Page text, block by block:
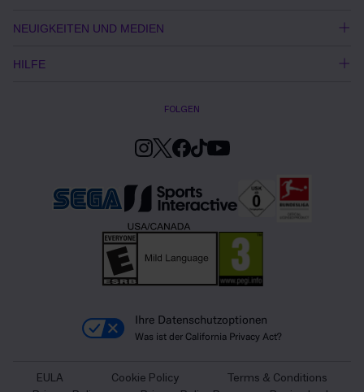
NEUIGKEITEN UND MEDIEN
HILFE
FOLGEN
Ihre Datenschutzoptionen
Was ist der California Privacy Act?
EULA Cookie Policy
Terms & Conditions